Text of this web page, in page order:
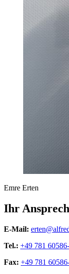
Emre Erten
Ihr
E-Mail:
Tel.: +49 781
Fax: +49 781